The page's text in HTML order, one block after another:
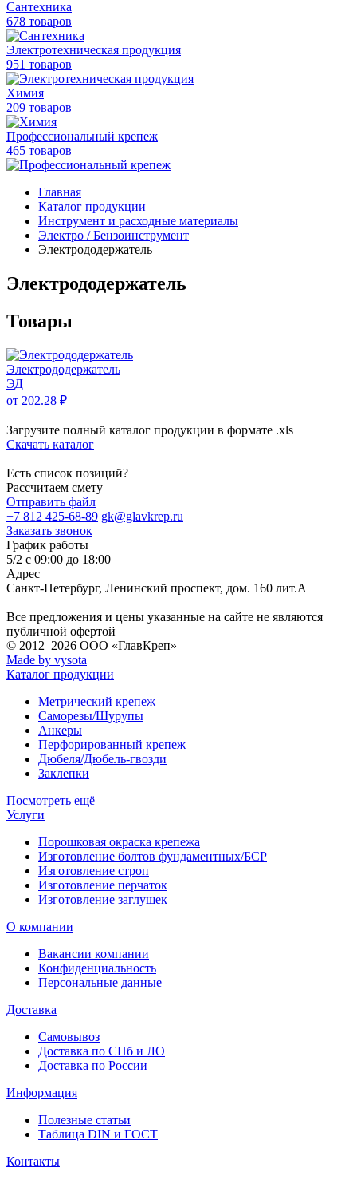
Сантехника
678 товаров
Электротехническая продукция
951 товаров
Химия
209 товаров
Профессиональный крепеж
465 товаров
Главная
Каталог продукции
Инструмент и расходные материалы
Электро / Бензоинструмент
Электрододержатель
Электрододержатель
Товары
Электрододержатель
ЭД
от 202.28 ₽
Загрузите полный каталог продукции в формате .xls
Скачать каталог
Есть список позиций?
Рассчитаем смету
Отправить файл
+7 812 425-68-89 gk@glavkrep.ru
Заказать звонок
График работы
5/2 с 09:00 до 18:00
Адрес
Санкт-Петербург, Ленинский проспект, дом. 160 лит.А
Все предложения и цены указанные на сайте не являются
публичной офертой
© 2012–2026 ООО «ГлавКреп»
Made by vysota
Каталог продукции
Метрический крепеж
Саморезы/Шурупы
Анкеры
Перфорированный крепеж
Дюбеля/Дюбель-гвозди
Заклепки
Посмотреть ещё
Услуги
Порошковая окраска крепежа
Изготовление болтов фундаментных/БСР
Изготовление строп
Изготовление перчаток
Изготовление заглушек
О компании
Вакансии компании
Конфиденциальность
Персональные данные
Доставка
Самовывоз
Доставка по СПб и ЛО
Доставка по России
Информация
Полезные статьи
Таблица DIN и ГОСТ
Контакты